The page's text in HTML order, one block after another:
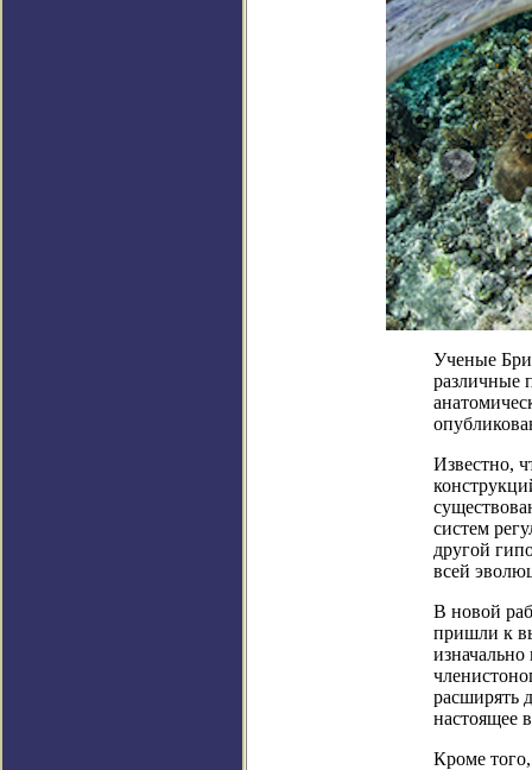
Ученые
различные
Известно,
систем
другой
всей
В новой
пришли к
расширять
настоящее
Кроме